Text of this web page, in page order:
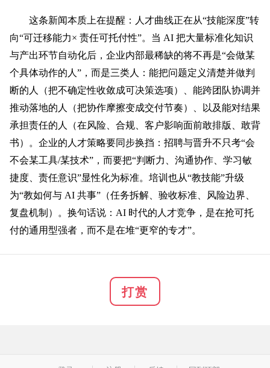
这条新闻本质上在提醒： 人才曲线正在从“技能深度”转
向“可迁移能力× 责任可托付性”。当 AI 把大量标准化知识
与产出环节自动化后，企业内部最稀缺的将不再是“会做某
个具体动作的人”，而是三类人： 能把问题定义清楚并做判
断的人（把不确定性收敛成可决策选项）、能跨团队协调并
推动落地的人（把协作摩擦变成交付节奏）、以及能对结果
承担责任的人（在风险、合规、客户影响面前敢排版、敢背
书）。 企业的人才策略要同步换挡：招聘与晋升不只考“会
不会某工具/某技术”，而要把“判断力、沟通协作、学习敏
捷度、责任意识”显性化为标准。培训也从“教技能”升级
为“教如何与 AI 共事”（任务拆解、验收标准、风险边界、
复盘机制）。换句话说：AI 时代的人才竞争，是在抢可托
付的通用型强者，而不是在堆“更窄的专才”。
打赏